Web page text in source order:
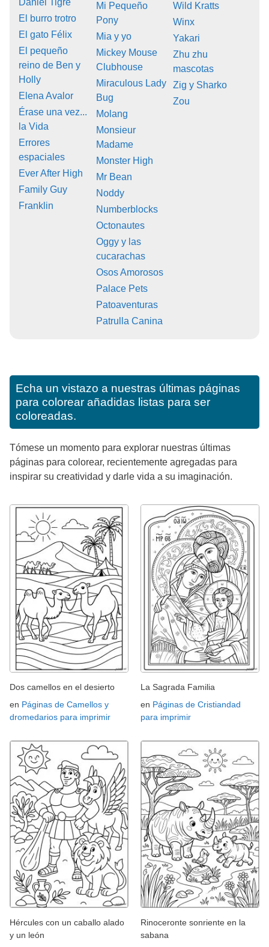
Daniel Tigre
El burro trotro
El gato Félix
El pequeño
reino de Ben y
Holly
Elena Avalor
Érase una vez...
la Vida
Errores
espaciales
Ever After High
Family Guy
Franklin
Mi Pequeño
Pony
Mia y yo
Mickey Mouse
Clubhouse
Miraculous Lady
Bug
Molang
Monsieur
Madame
Monster High
Mr Bean
Noddy
Numberblocks
Octonautes
Oggy y las
cucarachas
Osos Amorosos
Palace Pets
Patoaventuras
Patrulla Canina
Wild Kratts
Winx
Yakari
Zhu zhu
mascotas
Zig y Sharko
Zou
Echa un vistazo a nuestras últimas páginas
para colorear añadidas listas para ser
coloreadas.
Tómese un momento para explorar nuestras últimas
páginas para colorear, recientemente agregadas para
inspirar su creatividad y darle vida a su imaginación.
Dos camellos en el desierto
en Páginas de Camellos y
dromedarios para imprimir
La Sagrada Familia
en Páginas de Cristiandad
para imprimir
Hércules con un caballo alado
y un león
Rinoceronte sonriente en la
sabana